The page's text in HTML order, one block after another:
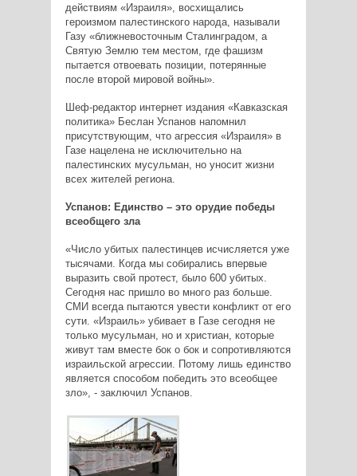
действиям «Израиля», восхищались
героизмом палестинского народа, называли
Газу «ближневосточным Сталинградом, а
Святую Землю тем местом, где фашизм
пытается отвоевать позиции, потерянные
после второй мировой войны».
Шеф-редактор интернет издания «Кавказская
политика» Беслан Успанов напомнил
присутствующим, что агрессия «Израиля» в
Газе нацелена не исключительно на
палестинских мусульман, но уносит жизни
всех жителей региона.
Успанов: Единство – это орудие победы
всеобщего зла
«Число убитых палестинцев исчисляется уже
тысячами. Когда мы собирались впервые
выразить свой протест, было 600 убитых.
Сегодня нас пришло во много раз больше.
СМИ всегда пытаются увести конфликт от его
сути. «Израиль» убивает в Газе сегодня не
только мусульман, но и христиан, которые
живут там вместе бок о бок и сопротивляются
израильской агрессии. Потому лишь единство
является способом победить это всеобщее
зло», - заключил Успанов.